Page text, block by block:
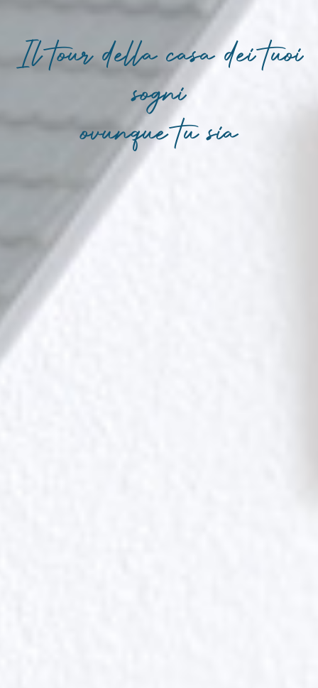
Il tour della casa dei tuoi
sogni
ovunque tu sia